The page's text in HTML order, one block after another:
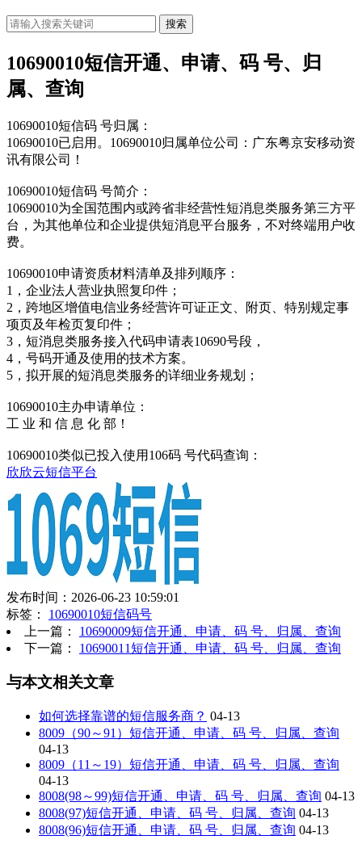
搜索
10690010短信开通、申请、码 号、归
属、查询
10690010短信码 号归属：
10690010已启用。10690010归属单位公司：广东粤京安移动资
讯有限公司！
10690010短信码 号简介：
10690010为全国范围内或跨省非经营性短消息类服务第三方平
台，为其他单位和企业提供短消息平台服务，不对终端用户收
费。
10690010申请资质材料清单及排列顺序：
1，企业法人营业执照复印件；
2，跨地区增值电信业务经营许可证正文、附页、特别规定事
项页及年检页复印件；
3，短消息类服务接入代码申请表10690号段，
4，号码开通及使用的技术方案。
5，拟开展的短消息类服务的详细业务规划；
10690010主办申请单位：
工 业 和 信 息 化 部！
10690010类似已投入使用106码 号代码查询：
欣欣云短信平台
发布时间：2026-06-23 10:59:01
标签： 10690010短信码号
上一篇： 10690009短信开通、申请、码 号、归属、查询
下一篇： 10690011短信开通、申请、码 号、归属、查询
与本文相关文章
如何选择靠谱的短信服务商？ 04-13
8009（90～91）短信开通、申请、码 号、归属、查询
04-13
8009（11～19）短信开通、申请、码 号、归属、查询
04-13
8008(98～99)短信开通、申请、码 号、归属、查询 04-13
8008(97)短信开通、申请、码 号、归属、查询 04-13
8008(96)短信开通、申请、码 号、归属、查询 04-13